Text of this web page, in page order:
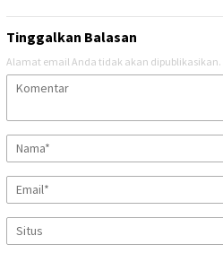
Tinggalkan Balasan
Alamat email Anda tidak akan dipublikasikan.